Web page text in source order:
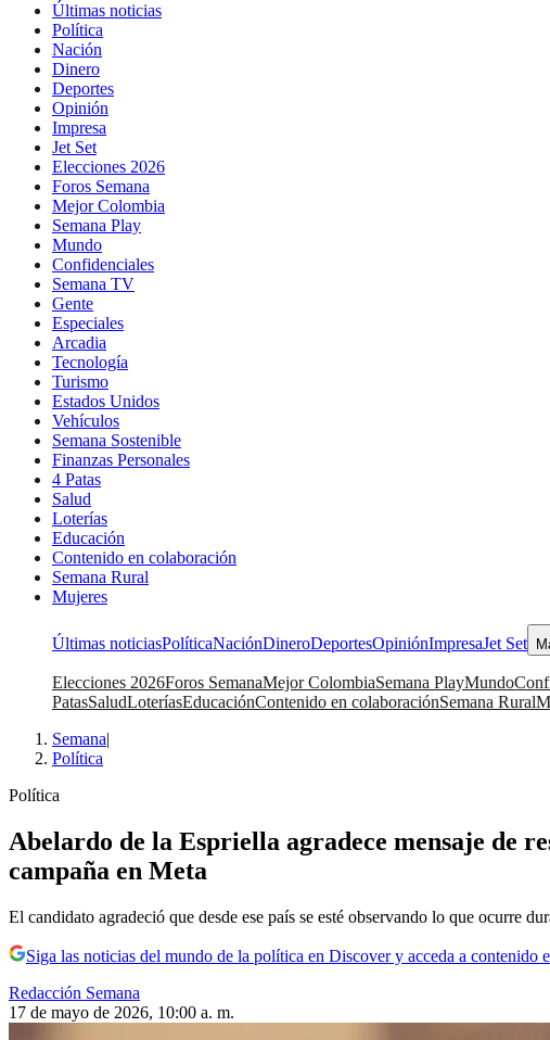
Últimas noticias
Política
Nación
Dinero
Deportes
Opinión
Impresa
Jet Set
Elecciones 2026
Foros Semana
Mejor Colombia
Semana Play
Mundo
Confidenciales
Semana TV
Gente
Especiales
Arcadia
Tecnología
Turismo
Estados Unidos
Vehículos
Semana Sostenible
Finanzas Personales
4 Patas
Salud
Loterías
Educación
Contenido en colaboración
Semana Rural
Mujeres
Últimas noticiasPolíticaNaciónDineroDeportesOpiniónImpresaJet Set
Elecciones 2026Foros SemanaMejor ColombiaSemana PlayMundo
PatasSaludLoteríasEducaciónContenido en colaboraciónSemana Rural
Semana|
Política
Política
Abelardo de la Espriella agradece mensaje de
campaña en Meta
El candidato agradeció que desde ese país se esté observando lo que ocurre
Siga las noticias del mundo de la política en Discover y acceda a contenido
Redacción Semana
17 de mayo de 2026, 10:00 a. m.